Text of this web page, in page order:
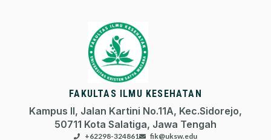
FAKULTAS ILMU KESEHATAN
Kampus II, Jalan Kartini No.11A, Kec.Sidorejo,
50711 Kota Salatiga, Jawa Tengah
+62298-324861 fik@uksw.edu